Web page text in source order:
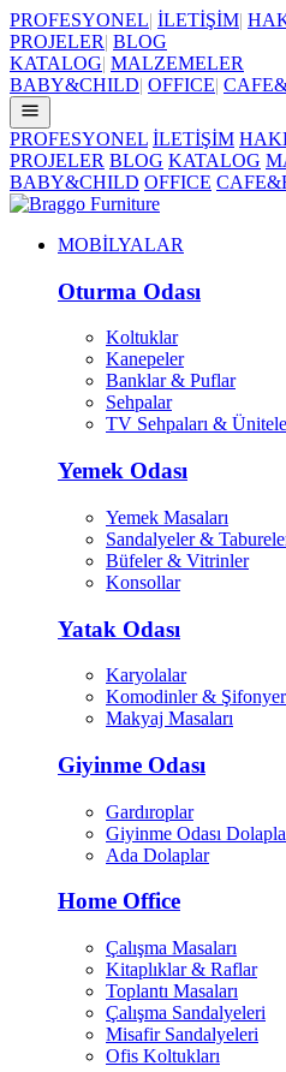
PROFESYONEL| İLETİŞİM|
PROJELER| BLOG
KATALOG| MALZEMELER
BABY&CHILD| OFFICE|
PROFESYONEL İLETİŞİM
PROJELER BLOG KATALOG
BABY&CHILD OFFICE
MOBİLYALAR
Oturma Odası
Koltuklar
Kanepeler
Banklar & Puflar
Sehpalar
TV Sehpaları &
Yemek Odası
Yemek Masaları
Sandalyeler &
Büfeler & Vitrinler
Konsollar
Yatak Odası
Karyolalar
Komodinler &
Makyaj Masaları
Giyinme Odası
Gardıroplar
Giyinme Odası
Ada Dolaplar
Home Office
Çalışma Masaları
Kitaplıklar & Raflar
Toplantı Masaları
Çalışma Sandalyeleri
Misafir Sandalyeleri
Ofis Koltukları